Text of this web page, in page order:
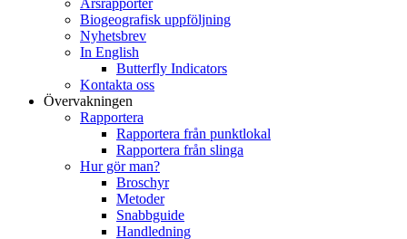
Biogeografisk uppföljning
Nyhetsbrev
In English
Butterfly Indicators
Kontakta oss
Övervakningen
Rapportera
Rapportera från punktlokal
Rapportera från slinga
Hur gör man?
Broschyr
Metoder
Snabbguide
Handledning